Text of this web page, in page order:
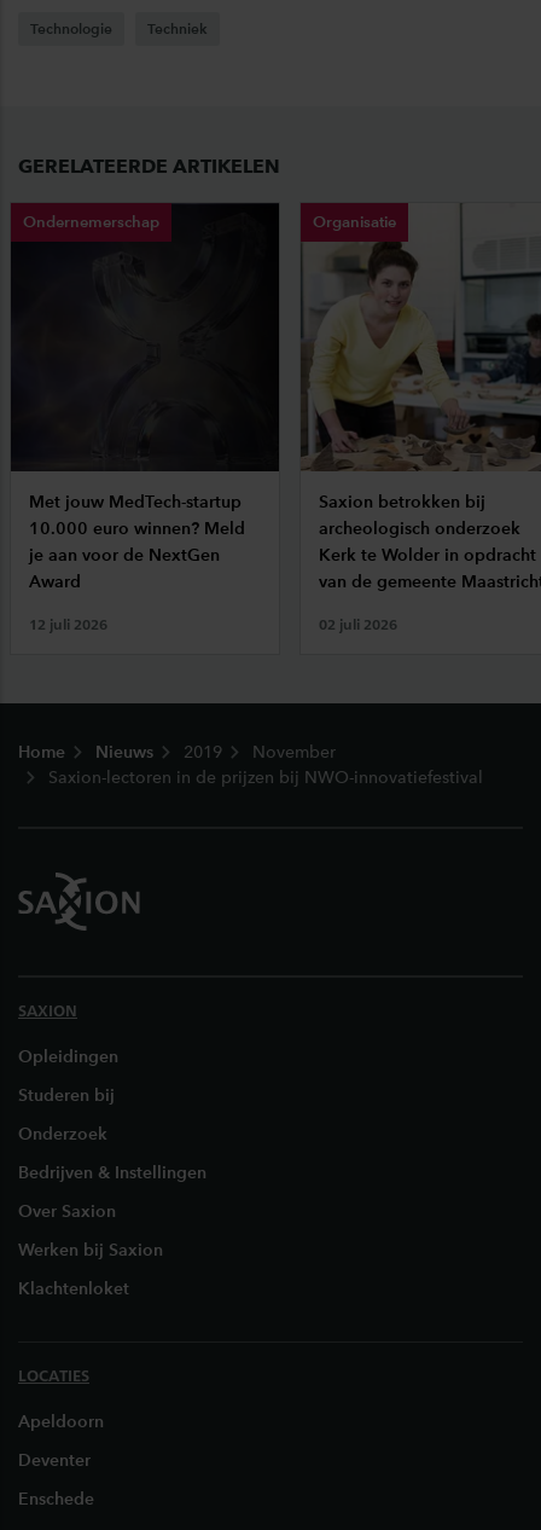
Technologie Techniek
GERELATEERDE ARTIKELEN
Ondernemerschap
Met jouw MedTech-startup
10.000 euro winnen? Meld
je aan voor de NextGen
Award
12 juli 2026
Organisatie
Saxion betrokken bij
archeologisch onderzoek
Kerk te Wolder in opdracht
van de gemeente
02 juli 2026
Home Nieuws 2019
November
Saxion-lectoren in de prijzen bij NWO-innovatiefestival
SAXION
Opleidingen
Studeren bij
Onderzoek
Bedrijven & Instellingen
Over Saxion
Werken bij Saxion
Klachtenloket
LOCATIES
Apeldoorn
Deventer
Enschede